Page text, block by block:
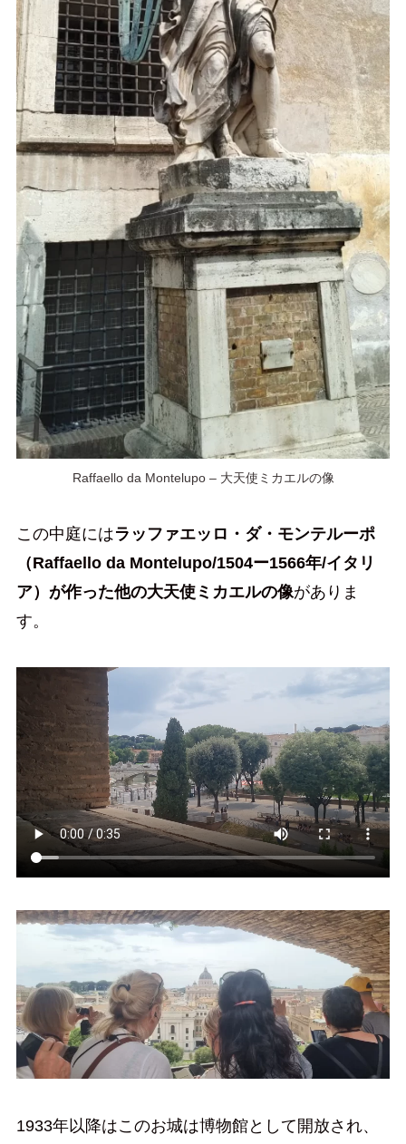
Raffaello da Montelupo – 大天使ミカエルの像
この中庭にはラッファエッロ・ダ・モンテルーポ
（Raffaello da Montelupo/1504ー1566年/イタリ
ア）が作った他の大天使ミカエルの像がありま
す。
1933年以降はこのお城は博物館として開放され、